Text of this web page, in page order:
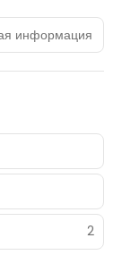
facials. If
you'll find an
outdoor pool.
(surcharge).
conditioned
you
for
or
and
информация
2